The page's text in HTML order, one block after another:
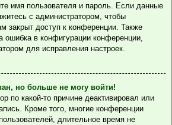
имя пользователя и пароль. Если данные
с администратором, чтобы
закрыт доступ к конференции. Также
в конфигурации конференции,
для исправления настроек.
но больше не могу войти!
по какой-то причине деактивировал или
Кроме того, многие конференции
длительное время не